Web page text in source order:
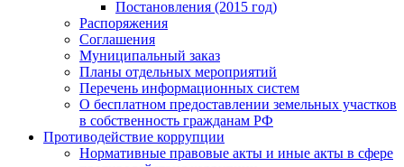
Постановления (2015 год)
Распоряжения
Соглашения
Муниципальный заказ
Планы отдельных мероприятий
Перечень информационных систем
О бесплатном предоставлении земельных участков
в собственность гражданам РФ
Противодействие коррупции
Нормативные правовые акты и иные акты в сфере